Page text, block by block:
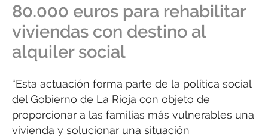
80.000 euros para rehabilitar
viviendas con destino al
alquiler social
“Esta actuación forma parte de la política social
del Gobierno de La Rioja con objeto de
proporcionar a las familias más vulnerables una
vivienda y solucionar una situación